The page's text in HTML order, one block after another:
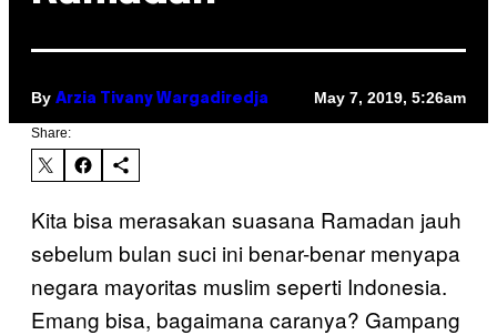
By Arzia Tivany Wargadiredja May 7, 2019, 5:26am
Share:
Kita bisa merasakan suasana Ramadan jauh
sebelum bulan suci ini benar-benar menyapa
negara mayoritas muslim seperti Indonesia.
Emang bisa, bagaimana caranya? Gampang